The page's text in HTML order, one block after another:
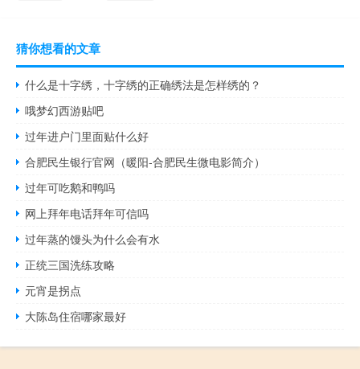
猜你想看的文章
什么是十字绣，十字绣的正确绣法是怎样绣的？
哦梦幻西游贴吧
过年进户门里面贴什么好
合肥民生银行官网（暖阳-合肥民生微电影简介）
过年可吃鹅和鸭吗
网上拜年电话拜年可信吗
过年蒸的馒头为什么会有水
正统三国洗练攻略
元宵是拐点
大陈岛住宿哪家最好